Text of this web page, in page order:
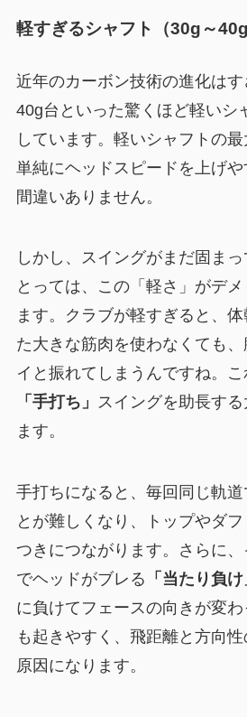
軽すぎるシャフト（30g～
近年のカーボン技術の進化は
40g台といった驚くほど軽いシ
しています。軽いシャフトの最
単純にヘッドスピードを上げ
間違いありません。
しかし、スイングがまだ固ま
とっては、この「軽さ」がデ
ます。クラブが軽すぎると、
た大きな筋肉を使わなくても
イと振れてしまうんですね。
「手打ち」 スイングを助長す
ます。
手打ちになると、毎回同じ軌
とが難しくなり、トップやダ
つきにつながります。さらに
でヘッドがブレる 「当たり負け
に負けてフェースの向きが変わ
も起きやすく、飛距離と方向
原因になります。